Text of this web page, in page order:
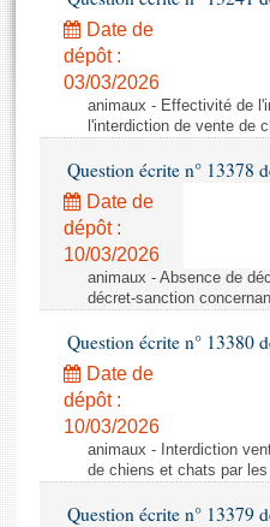
Propositions de loi
Amendements
Textes adoptés
Rapports législatifs
Rapports sur l'application des
Baromètre de l’application
Dossiers législatifs
Budget et sécurité sociale
Questions écrites et orales
Comptes rendus des débats
Histoire
Juniors
Anciennes législatures
Contacts et plan d'accès
Photos libres de droit
Date de
dépôt :
03/03/2026
animaux - Effectivité de
l'interdiction de vente de
Question écrite n° 13378
Date de
dépôt :
10/03/2026
animaux - Absence de
décret-sanction
Question écrite n° 13380
Date de
dépôt :
10/03/2026
animaux - Interdiction
de chiens et chats par
Question écrite n° 13379